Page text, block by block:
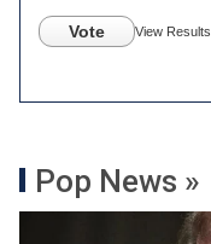
Vote View Results
Pop News »